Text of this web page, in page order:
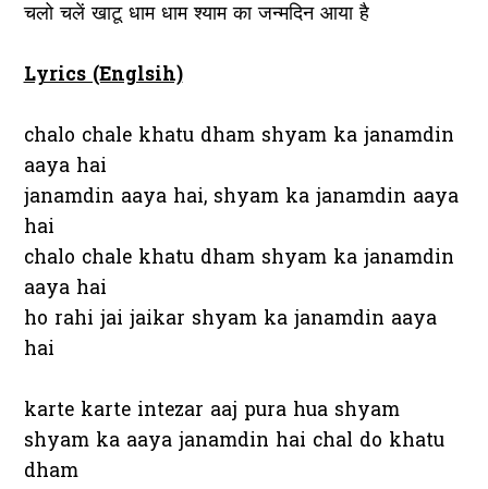
चलो चलें खाटू धाम धाम श्याम का जन्मदिन आया है
Lyrics (Englsih)
chalo chale khatu dham shyam ka janamdin
aaya hai
janamdin aaya hai, shyam ka janamdin aaya
hai
chalo chale khatu dham shyam ka janamdin
aaya hai
ho rahi jai jaikar shyam ka janamdin aaya
hai
karte karte intezar aaj pura hua shyam
shyam ka aaya janamdin hai chal do khatu
dham